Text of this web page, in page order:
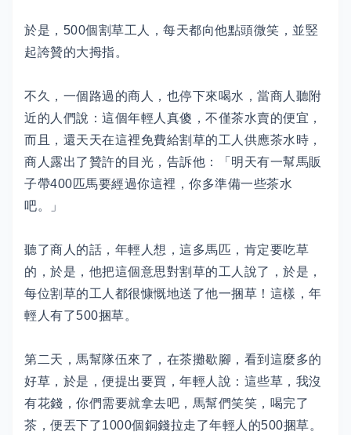
於是，500個割草工人，每天都向他點頭微笑，並竪
起誇贊的大拇指。
不久，一個路過的商人，也停下來喝水，當商人聽附
近的人們說：這個年輕人真傻，不僅茶水賣的便宜，
而且，還天天在這裡免費給割草的工人供應茶水時，
商人露出了贊許的目光，告訴他：「明天有一幫馬販
子帶400匹馬要經過你這裡，你多準備一些茶水
吧。」
聽了商人的話，年輕人想，這多馬匹，肯定要吃草
的，於是，他把這個意思對割草的工人說了，於是，
每位割草的工人都很慷慨地送了他一捆草！這樣，年
輕人有了500捆草。
第二天，馬幫隊伍來了，在茶攤歇腳，看到這麼多的
好草，於是，便提出要買，年輕人說：這些草，我沒
有花錢，你們需要就拿去吧，馬幫們笑笑，喝完了
茶，便丟下了1000個銅錢拉走了年輕人的500捆草。